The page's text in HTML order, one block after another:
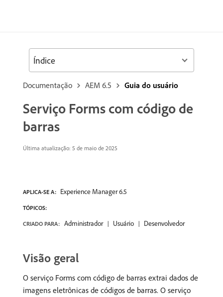
Documentação AEM 6.5 Guia do usuário
Serviço Forms com código de
barras
Última atualização: 5 de maio de 2025
APLICA-SE A: Experience Manager 6.5
TÓPICOS:
CRIADO PARA: Administrador Usuário Desenvolvedor
Visão geral
O serviço Forms com código de barras extrai dados de
imagens eletrônicas de códigos de barras. O serviço
Índice